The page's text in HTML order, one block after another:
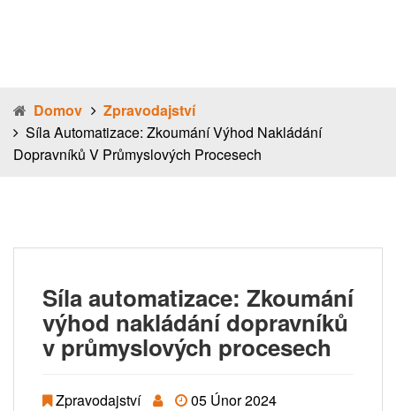
Domov
Zpravodajství
Síla Automatizace: Zkoumání Výhod Nakládání
Dopravníků V Průmyslových Procesech
Síla automatizace: Zkoumání
výhod nakládání dopravníků
v průmyslových procesech
Zpravodajství 05 Únor 2024